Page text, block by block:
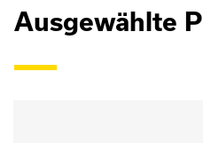
Ausgewählte